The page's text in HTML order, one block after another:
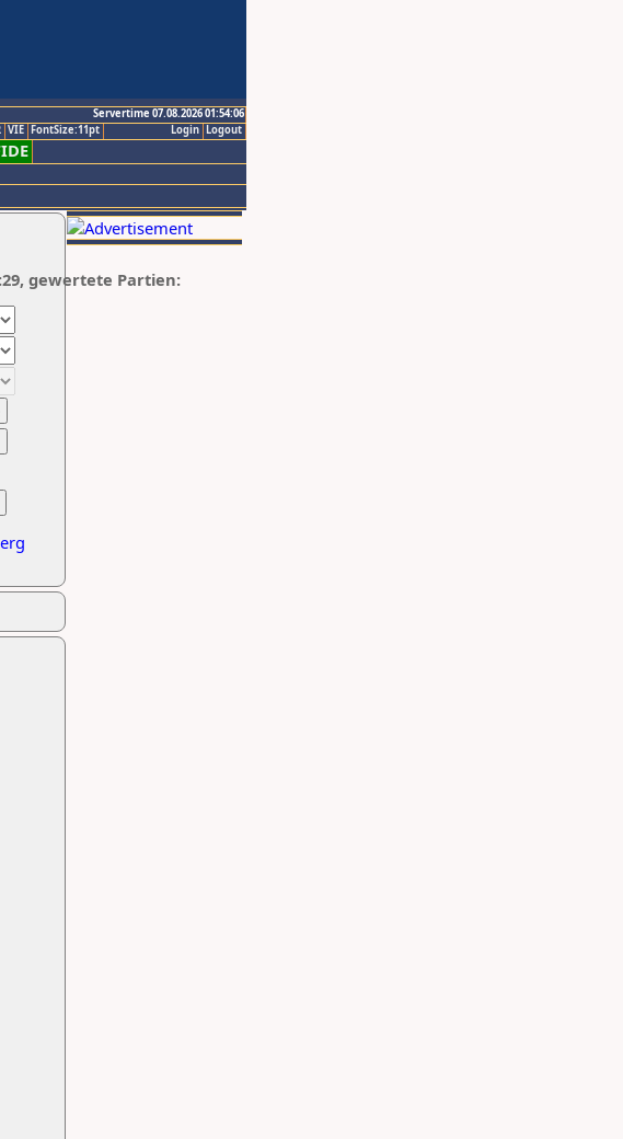
Servertime 07.08.2026 01:54:06
Logout
Login
VIE FontSize:11pt
gewertete Partien: